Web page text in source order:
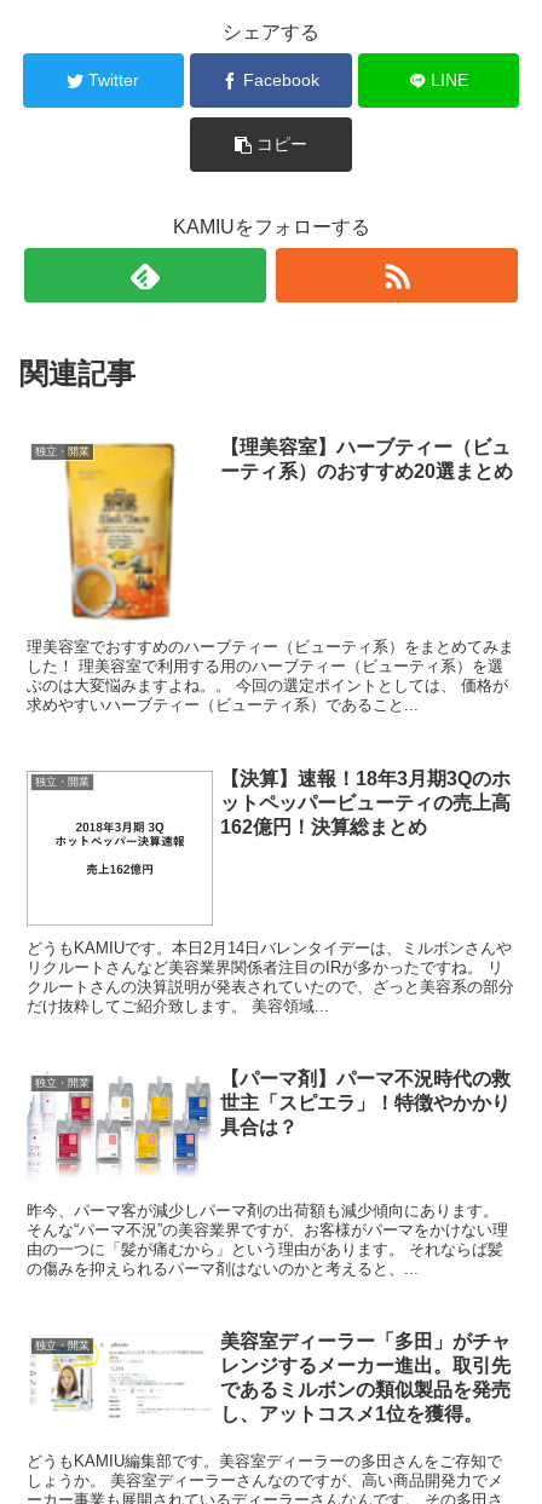
シェアする
Twitter Facebook LINE
コピー
KAMIUをフォローする
関連記事
独立・開業
【理美容室】ハーブティー（ビュ
ーティ系）のおすすめ20選まとめ
理美容室でおすすめのハーブティー（ビューティ系）をまとめてみま
した！ 理美容室で利用する用のハーブティー（ビューティ系）を選
ぶのは大変悩みますよね。。 今回の選定ポイントとしては、 価格が
求めやすいハーブティー（ビューティ系）であること...
独立・開業
【決算】速報！18年3月期3Qのホ
ットペッパービューティの売上高
162億円！決算総まとめ
どうもKAMIUです。本日2月14日バレンタイデーは、ミルボンさんや
リクルートさんなど美容業界関係者注目のIRが多かったですね。 リ
クルートさんの決算説明が発表されていたので、ざっと美容系の部分
だけ抜粋してご紹介致します。 美容領域...
独立・開業
【パーマ剤】パーマ不況時代の救
世主「スピエラ」！特徴やかかり
具合は？
昨今、パーマ客が減少しパーマ剤の出荷額も減少傾向にあります。
そんな“パーマ不況”の美容業界ですが、お客様がパーマをかけない理
由の一つに「髪が痛むから」という理由があります。 それならば髪
の傷みを抑えられるパーマ剤はないのかと考えると、...
独立・開業
美容室ディーラー「多田」がチャ
レンジするメーカー進出。取引先
であるミルボンの類似製品を発売
し、アットコスメ1位を獲得。
どうもKAMIU編集部です。美容室ディーラーの多田さんをご存知で
しょうか。 美容室ディーラーさんなのですが、高い商品開発力でメ
ーカー事業も展開されているディーラーさんなんです。 その多田さ